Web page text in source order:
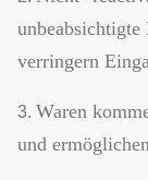
verringern
3. Waren
und